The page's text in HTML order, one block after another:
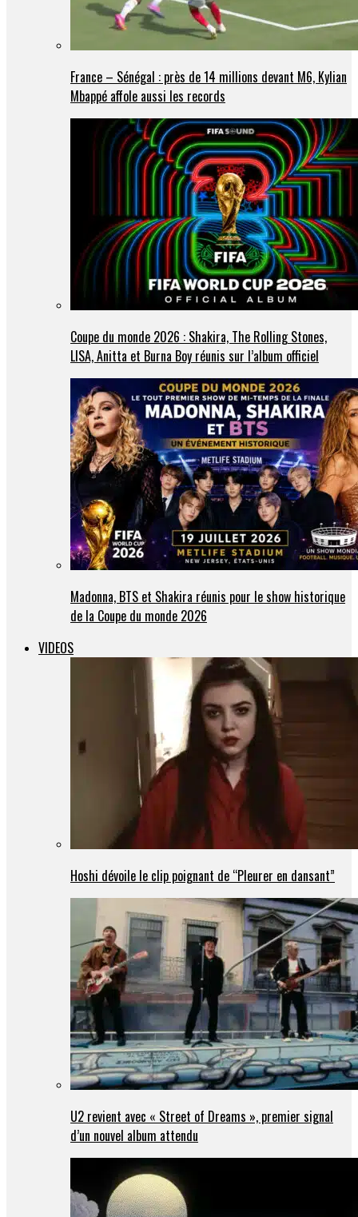
France – Sénégal : près de 14 millions devant M6, Kylian
Mbappé affole aussi les records
Coupe du monde 2026 : Shakira, The Rolling Stones,
LISA, Anitta et Burna Boy réunis sur l’album officiel
Madonna, BTS et Shakira réunis pour le show historique
de la Coupe du monde 2026
VIDEOS
Hoshi dévoile le clip poignant de “Pleurer en dansant”
U2 revient avec « Street of Dreams », premier signal
d’un nouvel album attendu